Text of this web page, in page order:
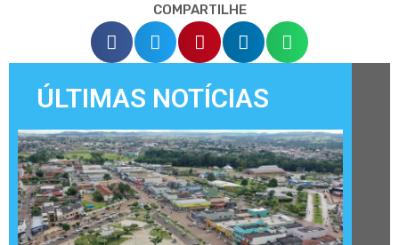
COMPARTILHE
ÚLTIMAS NOTÍCIAS